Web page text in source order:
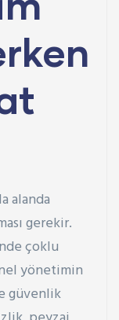
alanda
gerekir.
çoklu
yönetimin
güvenlik